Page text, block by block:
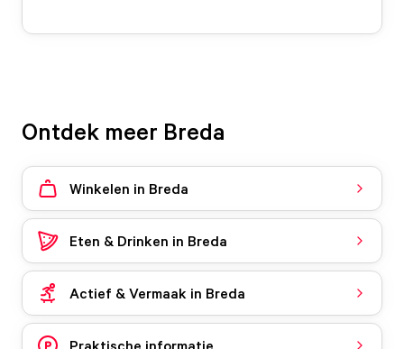
Ontdek meer Breda
Winkelen in Breda
Eten & Drinken in Breda
Actief & Vermaak in Breda
Praktische informatie